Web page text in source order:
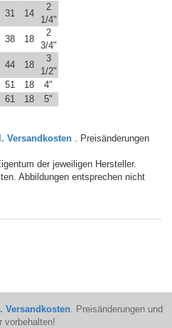
31 14
2
1/4"
38 18
2
3/4"
44 18
3
1/2"
51 18
4"
61 18 5"
Versandkosten . Preisänderungen
der jeweiligen Hersteller.
Abbildungen entsprechen nicht
Versandkosten. Preisänderungen und
vorbehalten!